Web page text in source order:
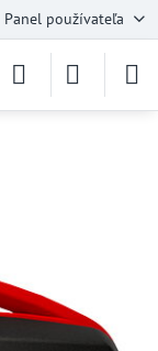
Panel používateľa